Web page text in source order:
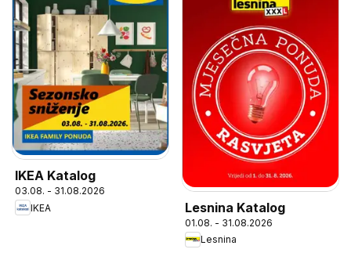
IKEA Katalog
03.08. - 31.08.2026
IKEA
Lesnina Katalog
01.08. - 31.08.2026
Lesnina